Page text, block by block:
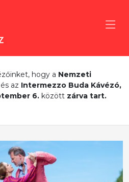
hogy a Nemzeti
és az Intermezzo Buda Kávézó,
6. között zárva tart.